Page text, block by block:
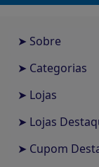
➤ Sobre
➤ Categorias
➤ Lojas
➤ Lojas
➤ Cupom